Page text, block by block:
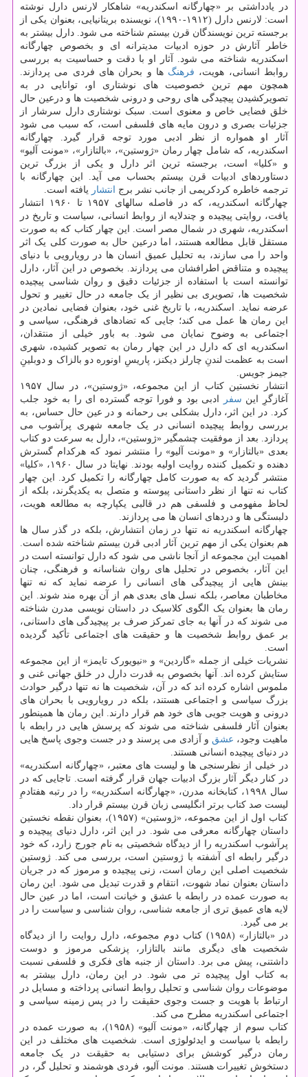
در یادداشتی بر «چهارگانه اسکندریه» شاهکار لارنس دارل نوشته
است: لارنس دارل (۱۹۱۲-۱۹۹۰)، نویسنده بریتانیایی، بعنوان یکی از
برجسته ترین نویسندگان قرن بیستم شناخته می شود. دارل بیشتر به
خاطر آثارش در حوزه ادبیات مدیترانه ای و بخصوص چهارگانه
اسکندریه شناخته می شود. آثار او با دقت و حساسیت به بررسی
روابط انسانی، هویت، فرهنگ ها و بحران های فردی می پردازند.
همچون مهم ترین خصوصیت های نوشتاری او، توانایی در به
تصویرکشیدن پیچیدگی های روحی و درونی شخصیت ها و درعین حال
خلق فضایی خاص و معنوی است. سبک نوشتاری دارل سرشار از
جزئیات بصری و درون مایه های فلسفی است، که سبب می شود
آثار او همواره از نظر ادبی مورد توجه قرار گیرد. چهارگانه
اسکندریه، که شامل چهار رمان «ژوستین»، «بالتازار»، «مونت آلیو»
و «کلیا» است، برجسته ترین اثر دارل و یکی از بزرگ ترین
دستاوردهای ادبیات قرن بیستم بحساب می آید. این چهارگانه با
ترجمه خاطره کردکریمی از جانب نشر برج
انتشار یافته است.
چهارگانه اسکندریه، که در فاصله سالهای ۱۹۵۷ تا ۱۹۶۰ انتشار
یافت، روایتی پیچیده و چندلایه از روابط انسانی، سیاست و تاریخ در
اسکندریه، شهری در شمال مصر است. این چهار کتاب که به صورت
مستقل قابل مطالعه هستند، اما درعین حال به صورت کلی یک اثر
واحد را می سازند، به تحلیل عمیق انسان ها در رویارویی با دنیای
پیچیده و متناقض اطرافشان می پردازند. بخصوص در این آثار، دارل
توانسته است با استفاده از جزئیات دقیق و روان شناسی پیچیده
شخصیت ها، تصویری بی نظیر از یک جامعه در حال تغییر و تحول
عرضه نماید. اسکندریه، با تاریخ غنی خود، بعنوان فضایی نمادین در
این رمان ها عمل می کند؛ جایی که تضادهای فرهنگی، سیاسی و
اجتماعی به وضوح نمایان می شود. به باور خیلی از منتقدان،
اسکندریه ای که دارل در این چهار رمان به تصویر کشیده، شهری
است به عظمت لندنِ چارلز دیکنز، پاریسِ اونوره دو بالزاک و دوبلینِ
جیمز جویس.
انتشار نخستین کتاب از این مجموعه، «ژوستین»، در سال ۱۹۵۷
آغازگرِ این سفر
ادبی بود و فورا توجه گسترده ای را به خود جلب
کرد. در این اثر، دارل بشکلی بی رحمانه و در عین حال حساس، به
بررسی روابط پیچیده انسانی در یک جامعه شهری پرآشوب می
پردازد. بعد از موفقیت چشمگیر «ژوستین»، دارل به سرعت دو کتاب
بعدی «بالتازار» و «مونت آلیو» را منتشر نمود که هرکدام گسترش
دهنده و تکمیل کننده روایت اولیه بودند. نهایتا در سال ۱۹۶۰، «کلیا»
منتشر گردید که به صورت کامل چهارگانه را تکمیل کرد. این چهار
کتاب نه تنها از نظر داستانی پیوسته و متصل به یکدیگرند، بلکه از
لحاظ مفهومی و فلسفی هم در قالبی یکپارچه به مطالعه هویت،
دلبستگی ها و دردهای انسان ها می پردازند.
چهارگانه اسکندریه نه تنها در زمان انتشارش، بلکه در گذر سال ها
هم بعنوان یکی از مهم ترین آثار ادبی قرن بیستم شناخته شده است.
اهمیت این مجموعه از آنجا ناشی می شود که دارل توانسته است در
این آثار، بخصوص در تحلیل های روان شناسانه و فرهنگی، چنان
بینش هایی از پیچیدگی های انسانی را عرضه نماید که نه تنها
مخاطبان معاصر، بلکه نسل های بعدی هم از آن بهره مند شوند. این
رمان ها بعنوان یک الگوی کلاسیک در داستان نویسی مدرن شناخته
می شوند که در آنها به جای تمرکز صرف بر پیچیدگی های داستانی،
بر عمق روابط شخصیت ها و حقیقت های اجتماعی تأکید گردیده
است.
نشریات خیلی از جمله «گاردین» و «نیویورک تایمز» از این مجموعه
ستایش کرده اند. آنها بخصوص به قدرت دارل در خلق جهانی غنی و
ملموس اشاره کرده اند که در آن، شخصیت ها نه تنها درگیر حوادث
بزرگ سیاسی و اجتماعی هستند، بلکه در رویارویی با بحران های
درونی و هویت جویی های خود هم قرار دارند. این رمان ها همینطور
بعنوان آثار فلسفی شناخته می شوند که پرسش هایی در رابطه با
ماهیت وجود، عشق و آزادی می پرسند و در جست وجوی پاسخ هایی
در دنیای پیچیده انسانی هستند.
در خیلی از نظرسنجی ها و لیست های معتبر، «چهارگانه اسکندریه»
در کنار دیگر آثار بزرگ ادبیات جهان قرار گرفته است. تاجایی که در
سال ۱۹۹۸، کتابخانه مدرن، «چهارگانه اسکندریه» را در رتبه هفتادمِ
لیست صد کتاب برتر انگلیسی زبان قرن بیستم قرار داد.
کتاب اول از این مجموعه، «ژوستین» (۱۹۵۷)، بعنوان نقطه نخستین
داستان چهارگانه معرفی می شود. در این اثر، دارل دنیای پیچیده و
پرآشوب اسکندریه را از دیدگاه شخصیتی به نام جورج زارد، که خود
درگیر رابطه ای آشفته با ژوستین است، بررسی می کند. ژوستین
شخصیت اصلی این رمان است، زنی پیچیده و مرموز که در جریان
داستان بعنوان نماد شهوت، انتقام و قدرت تبدیل می شود. این رمان
به صورت عمده در رابطه با عشق و خیانت است، اما در عین حال
لایه های عمیق تری از جامعه شناسی، روان شناسی و سیاست را در
بر می گیرد.
در «بالتازار» (۱۹۵۸) کتاب دوم مجموعه، دارل روایت را از دیدگاه
شخصیت های دیگری مانند بالتازار، پزشکی مرموز و دوست
داشتنی، پیش می برد. داستان از جنبه های فکری و فلسفی نسبت
به کتاب اول پیچیده تر می شود. در این رمان، دارل بیشتر به
موضوعات روان شناسی و تحلیل روابط انسانی پرداخته و مسایل در
ارتباط با هویت و جست وجوی حقیقت را در پس زمینه سیاسی و
اجتماعی اسکندریه مطرح می کند.
کتاب سوم از چهارگانه، «مونت آلیو» (۱۹۵۸)، به صورت عمده در
رابطه با سیاست و ایدئولوژی است. شخصیت های مختلف در این
رمان درگیر کوشش برای دستیابی به حقیقت در یک جامعه
دستخوش تغییرات هستند. مونت آلیو، فردی هوشمند و تحلیل گر، در